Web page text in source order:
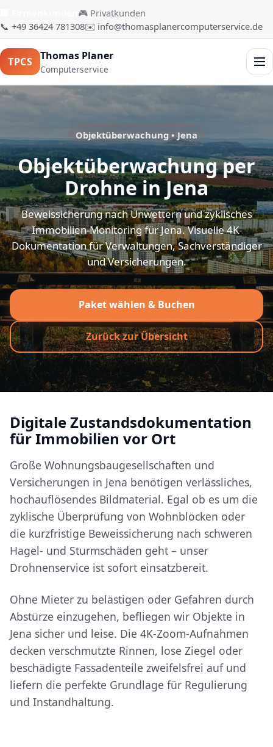
🎮 Privatkunden
📞 +49 36424 781308✉️ info@thomasplanercomputerservice.de
TPCS Thomas Planer
Computerservice
Objektüberwachung • Jena
Objektüberwachung per
Drohne in Jena
Beweissicherung nach Unwettern und zyklisches
Immobilien-Monitoring für Jena. Visuelle 4K-
Dokumentation für Verwaltungen, Sachverständiger
und Versicherungen.
Paket wählen & Buchen
Zurück zur Übersicht
Digitale Zustandsdokumentation
für Immobilien vor Ort
Große Wohnungsbaugesellschaften und
Versicherungen in Jena benötigen verlässliches,
hochauflösendes Bildmaterial. Egal ob es um die
zyklische Überprüfung von Wohnblöcken oder
die kurzfristige Beweissicherung nach schweren
Hagel- und Sturmschäden geht – unser
Drohnenservice ist sofort einsatzbereit.
Ohne Mieter zu belästigen oder Gefahren durch
Abstürze einzugehen, befliegen wir Objekte in
Jena sicher und leise. Die 4K-Zoom-Aufnahmen
decken verschmutzte Rinnen, lose Ziegel oder
beschädigte Fassadenteile zweifelsfrei auf und
liefern die perfekte Grundlage für Regulierung
und Instandhaltung.